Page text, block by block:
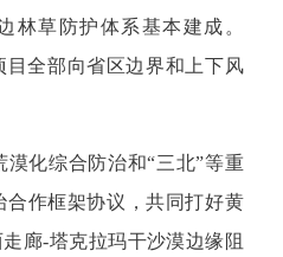
林草防护体系基本建成。
目全部向省区边界和上下风
漠化综合防治和“三北”等重
合作框架协议，共同打好黄
廊-塔克拉玛干沙漠边缘阻